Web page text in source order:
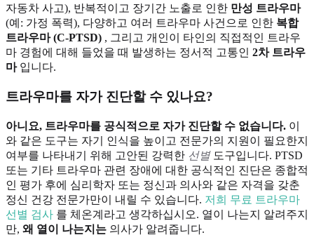
자동차 사고), 반복적이고 장기간 노출로 인한 만성 트라우마
(예: 가정 폭력), 다양하고 여러 트라우마 사건으로 인한 복합
트라우마 (C-PTSD) , 그리고 개인이 타인의 직접적인 트라우
마 경험에 대해 들었을 때 발생하는 정서적 고통인 2차 트라우
마입니다.
트라우마를 자가 진단할 수 있나요?
아니요, 트라우마를 공식적으로 자가 진단할 수 없습니다. 이
와 같은 도구는 자기 인식을 높이고 전문가의 지원이 필요한지
여부를 나타내기 위해 고안된 강력한 선별도구입니다. PTSD
또는 기타 트라우마 관련 장애에 대한 공식적인 진단은 종합적
인 평가 후에 심리학자 또는 정신과 의사와 같은 자격을 갖춘
정신 건강 전문가만이 내릴 수 있습니다. 저희 무료 트라우마
선별 검사 를 체온계라고 생각하십시오. 열이 나는지 알려주지
만, 왜 열이 나는지는 의사가 알려줍니다.